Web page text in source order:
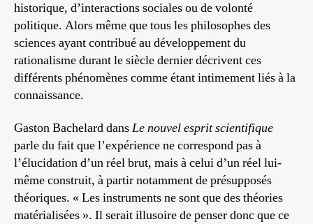
historique, d’interactions sociales ou de volonté
politique. Alors même que tous les philosophes des
sciences ayant contribué au développement du
rationalisme durant le siècle dernier décrivent ces
différents phénomènes comme étant intimement liés à la
connaissance.
Gaston Bachelard dansLe nouvel esprit scientifique
parle du fait que l’expérience ne correspond pas à
l’élucidation d’un réel brut, mais à celui d’un réel lui-
même construit, à partir notamment de présupposés
théoriques. « Les instruments ne sont que des théories
matérialisées ». Il serait illusoire de penser donc que ce